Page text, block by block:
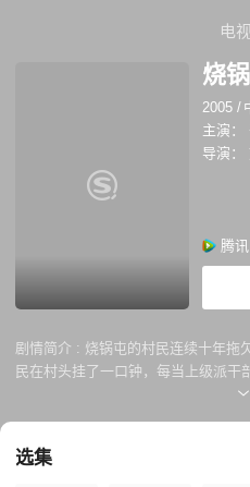
电
烧
2005 /
主演：
导演：
腾讯
剧情简介 : 烧锅屯的村民连续十年拖
民在村头挂了一口钟，每当上级派干
阻拦干部进村…… 此事被新闻媒体披
迎难而上，忍辱负重，深入群众，为
选集